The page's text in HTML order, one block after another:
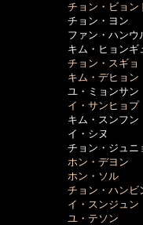
チョン・ビョン
チョン・ヨン　　　
ファン・ハンウル　
キム・ヒョンギュ　
チョン・スギョ
キム・デヒョン
ユ・ミョンサン　　
イ・サンヒョプ
キム・スンフン　　
イ・シヌ　　　　　
チョン・ジュニョン
ホン・デヨン
ホン・ソル →
チョン・ハンビ
イ・スンジュン
ユ・テソン →